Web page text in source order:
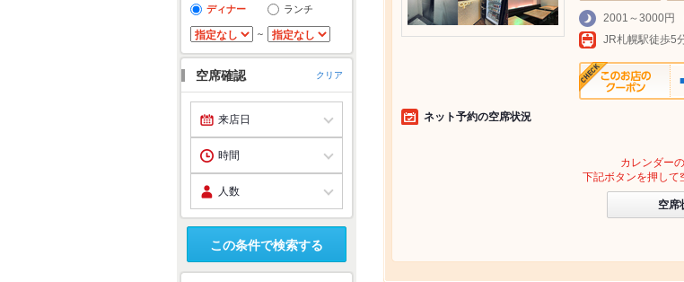
ディナー ランチ
～
空席確認 クリア
この条件で検索する
2001～3000円
JR札幌駅徒歩5
ネット予約の空席状況
カレンダー
下記ボタンを押して
空席